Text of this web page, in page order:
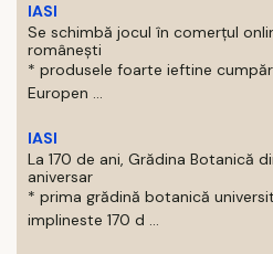
IASI
Se schimbă jocul în comerțul
românești
* produsele foarte ieftine
Europen ...
IASI
La 170 de ani, Grădina Botanică
aniversar
* prima grădină botanică
implineste 170 d ...